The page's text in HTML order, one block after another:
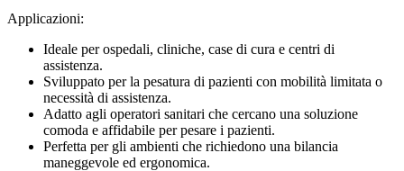
Applicazioni:
Ideale per ospedali, cliniche, case di cura e centri di
assistenza.
Sviluppato per la pesatura di pazienti con mobilità limitata o
necessità di assistenza.
Adatto agli operatori sanitari che cercano una soluzione
comoda e affidabile per pesare i pazienti.
Perfetta per gli ambienti che richiedono una bilancia
maneggevole ed ergonomica.